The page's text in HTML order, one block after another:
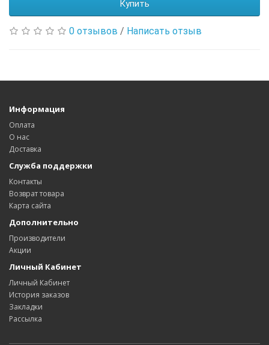
Купить
0 отзывов / Написать отзыв
Информация
Оплата
О нас
Доставка
Служба поддержки
Контакты
Возврат товара
Карта сайта
Дополнительно
Производители
Акции
Личный Кабинет
Личный Кабинет
История заказов
Закладки
Рассылка